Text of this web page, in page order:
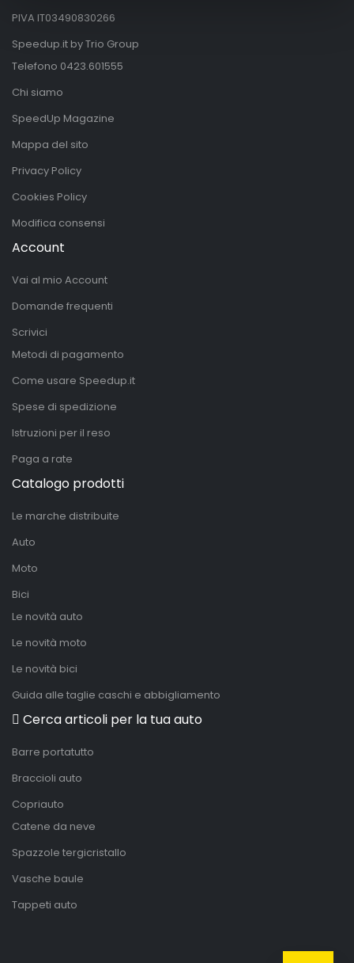
PIVA IT03490830266
Speedup.it by Trio Group
Telefono 0423.601555
Chi siamo
SpeedUp Magazine
Mappa del sito
Privacy Policy
Cookies Policy
Modifica consensi
Account
Vai al mio Account
Domande frequenti
Scrivici
Metodi di pagamento
Come usare Speedup.it
Spese di spedizione
Istruzioni per il reso
Paga a rate
Catalogo prodotti
Le marche distribuite
Auto
Moto
Bici
Le novità auto
Le novità moto
Le novità bici
Guida alle taglie caschi e abbigliamento
Cerca articoli per la tua auto
Barre portatutto
Braccioli auto
Copriauto
Catene da neve
Spazzole tergicristallo
Vasche baule
Tappeti auto